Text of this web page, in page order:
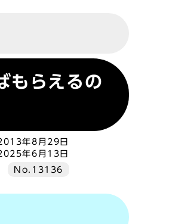
もらえるの
年8月29日
年6月13日
No.13136